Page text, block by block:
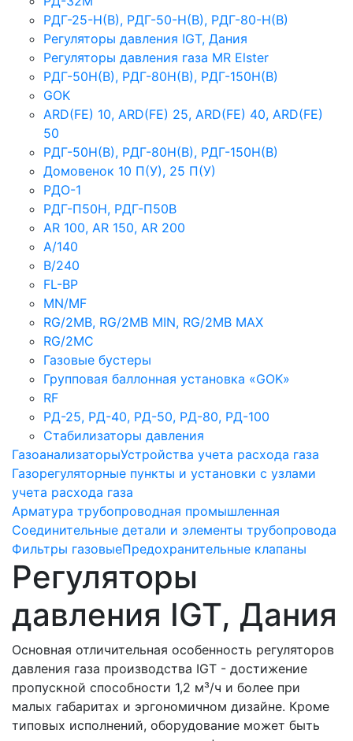
РДГ-25-Н(В), РДГ-50-Н(В), РДГ-80-Н(В)
Регуляторы давления IGT, Дания
Регуляторы давления газа MR Elster
РДГ-50Н(В), РДГ-80Н(В), РДГ-150Н(В)
GOK
ARD(FE) 10, ARD(FE) 25, ARD(FE) 40, ARD(FE)
50
РДГ-50Н(В), РДГ-80Н(В), РДГ-150Н(В)
Домовенок 10 П(У), 25 П(У)
РДО-1
РДГ-П50Н, РДГ-П50В
AR 100, AR 150, AR 200
A/140
B/240
FL-BP
MN/MF
RG/2MB, RG/2MB MIN, RG/2MB MAX
RG/2MC
Газовые бустеры
Групповая баллонная установка «GOK»
RF
РД-25, РД-40, РД-50, РД-80, РД-100
Стабилизаторы давления
ГазоанализаторыУстройства учета расхода газа
Газорегуляторные пункты и установки с узлами
учета расхода газа
Арматура трубопроводная промышленная
Соединительные детали и элементы трубопровода
Фильтры газовыеПредохранительные клапаны
Регуляторы
давления IGT, Дания
Основная отличительная особенность регуляторов
давления газа производства IGT - достижение
пропускной способности 1,2 м³/ч и более при
малых габаритах и эргономичном дизайне. Кроме
типовых исполнений, оборудование может быть